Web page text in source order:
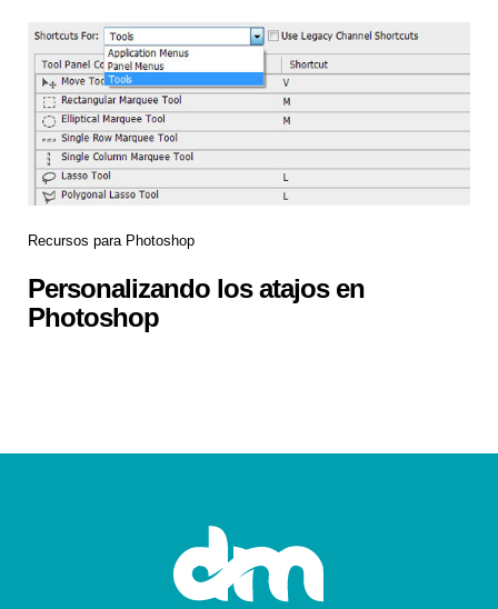
Recursos para Photoshop
Personalizando los atajos en
Photoshop